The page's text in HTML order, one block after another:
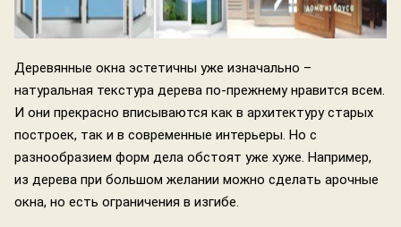
Деревянные окна эстетичны уже изначально –
натуральная текстура дерева по-прежнему нравится всем.
И они прекрасно вписываются как в архитектуру старых
построек, так и в современные интерьеры. Но с
разнообразием форм дела обстоят уже хуже. Например,
из дерева при большом желании можно сделать арочные
окна, но есть ограничения в изгибе.